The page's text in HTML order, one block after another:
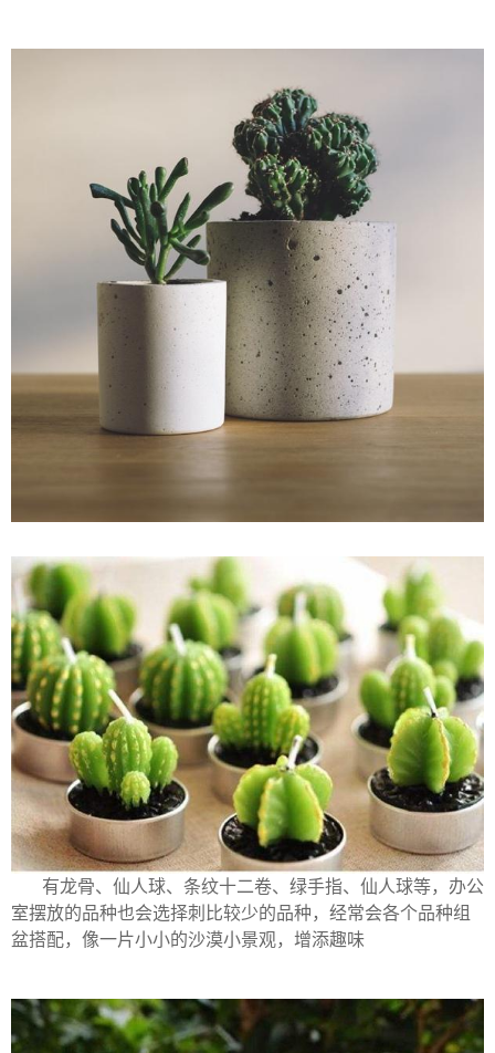
有龙骨、仙人球、条纹十二卷、绿手指、仙人球等，办公
室摆放的品种也会选择刺比较少的品种，经常会各个品种组
盆搭配，像一片小小的沙漠小景观，增添趣味